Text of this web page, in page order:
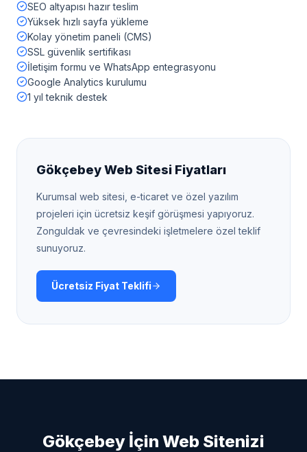
SEO altyapısı hazır teslim
Yüksek hızlı sayfa yükleme
Kolay yönetim paneli (CMS)
SSL güvenlik sertifikası
İletişim formu ve WhatsApp entegrasyonu
Google Analytics kurulumu
1 yıl teknik destek
GökçebeyWeb Sitesi Fiyatları
Kurumsal web sitesi, e-ticaret ve özel yazılım
projeleri için ücretsiz keşif görüşmesi yapıyoruz.
Zonguldak ve çevresindeki işletmelere özel teklif
sunuyoruz.
Ücretsiz Fiyat Teklifi
Gökçebey İçin Web Sitenizi